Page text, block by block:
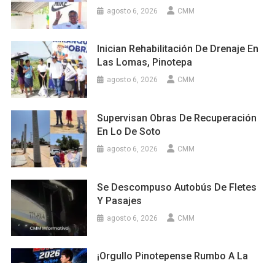
agosto 6, 2026 CMM
Inician Rehabilitación De Drenaje En
Las Lomas, Pinotepa
agosto 6, 2026 CMM
Supervisan Obras De Recuperación
En Lo De Soto
agosto 6, 2026 CMM
Se Descompuso Autobús De Fletes
Y Pasajes
agosto 6, 2026 CMM
¡Orgullo Pinotepense Rumbo A La